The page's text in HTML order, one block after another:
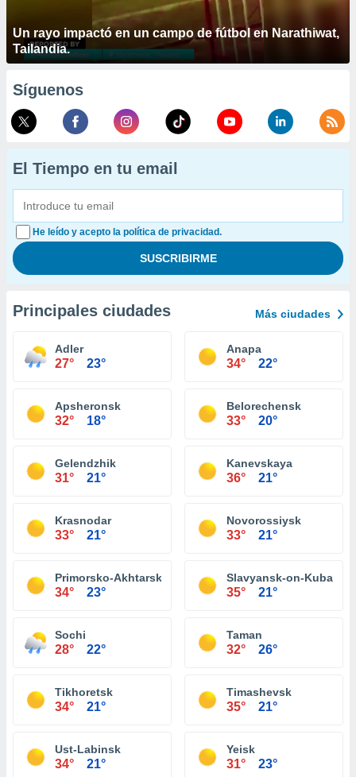
Un rayo impactó en un campo de fútbol en Narathiwat,
Tailandia.
Síguenos
El Tiempo en tu email
He leído y acepto la política de privacidad.
Principales ciudades Más ciudades
Adler
27° 23°
Anapa
34° 22°
Apsheronsk
32° 18°
Belorechensk
33° 20°
Gelendzhik
31° 21°
Kanevskaya
36° 21°
Krasnodar
33° 21°
Novorossiysk
33° 21°
Primorsko-Akhtarsk
34° 23°
Slavyansk-on-Kuban
35° 21°
Sochi
28° 22°
Taman
32° 26°
Tikhoretsk
34° 21°
Timashevsk
35° 21°
Ust-Labinsk
34° 21°
Yeisk
31° 23°